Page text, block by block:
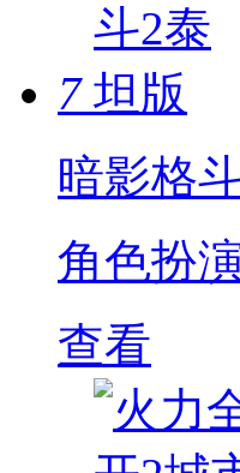
7
暗影格
角色扮
查看